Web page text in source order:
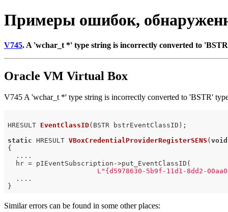
Примеры ошибок,
V745. A 'wchar_t *' type string is incorrectly converted to
Oracle VM Virtual Box
V745 A 'wchar_t *' type string is incorrectly converted to 'BSTR'
HRESULT EventClassID(BSTR bstrEventClassID) ;
static HRESULT VBoxCredentialProviderRegisterSENS ( void
{
  ....
  hr = pIEventSubscription->put_EventClassID(
L"{d5978630-5b9f-11d1-8dd2-
  ....
Similar errors can be found in some other places: